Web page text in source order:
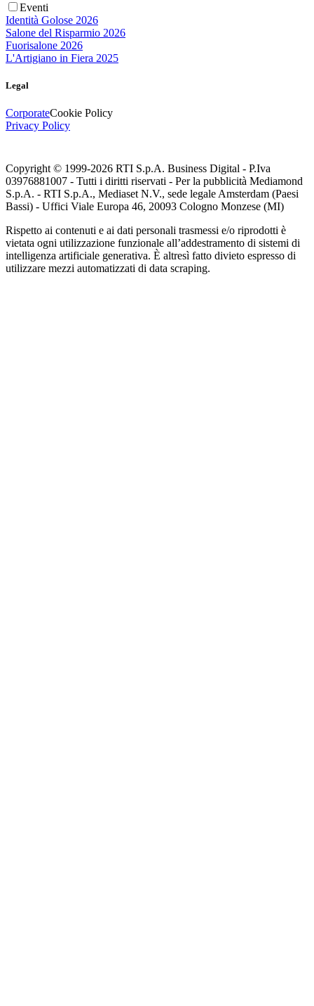
Eventi
Identità Golose 2026
Salone del Risparmio 2026
Fuorisalone 2026
L'Artigiano in Fiera 2025
Legal
CorporateCookie Policy
Privacy Policy
Copyright © 1999-2026 RTI S.p.A. Business Digital - P.Iva
03976881007 - Tutti i diritti riservati - Per la pubblicità Mediamond
S.p.A. - RTI S.p.A., Mediaset N.V., sede legale Amsterdam (Paesi
Bassi) - Uffici Viale Europa 46, 20093 Cologno Monzese (MI)
Rispetto ai contenuti e ai dati personali trasmessi e/o riprodotti è
vietata ogni utilizzazione funzionale all’addestramento di sistemi di
intelligenza artificiale generativa. È altresì fatto divieto espresso di
utilizzare mezzi automatizzati di data scraping.